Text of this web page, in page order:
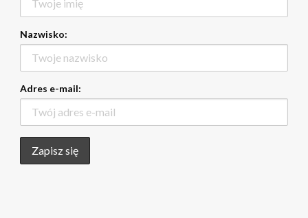
Nazwisko:
Adres e-mail: